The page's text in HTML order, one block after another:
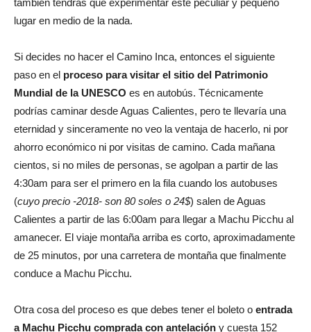
también tendrás que experimentar este peculiar y pequeño
lugar en medio de la nada.
Si decides no hacer el Camino Inca, entonces el siguiente
paso en el proceso para visitar el sitio del Patrimonio
Mundial de la UNESCO es en autobús. Técnicamente
podrías caminar desde Aguas Calientes, pero te llevaría una
eternidad y sinceramente no veo la ventaja de hacerlo, ni por
ahorro económico ni por visitas de camino. Cada mañana
cientos, si no miles de personas, se agolpan a partir de las
4:30am para ser el primero en la fila cuando los autobuses
(cuyo precio -2018- son 80 soles o 24$) salen de Aguas
Calientes a partir de las 6:00am para llegar a Machu Picchu al
amanecer. El viaje montaña arriba es corto, aproximadamente
de 25 minutos, por una carretera de montaña que finalmente
conduce a Machu Picchu.
Otra cosa del proceso es que debes tener el boleto o entrada
a Machu Picchu comprada con antelación y cuesta 152